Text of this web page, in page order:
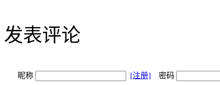
发表评论
昵称 [注册] 密码